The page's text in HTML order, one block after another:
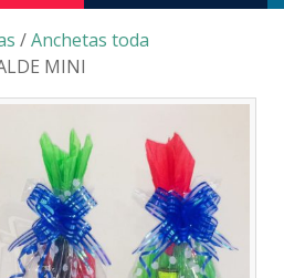
/Anchetas toda
MINI